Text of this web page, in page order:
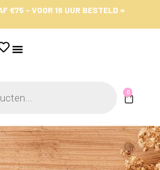
€75 - VOOR 16 UUR BESTELD =
0